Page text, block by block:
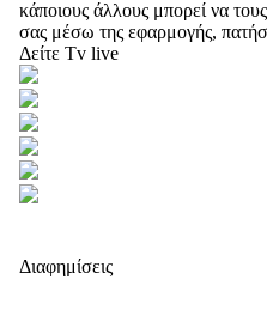
κάποιους άλλους μπορεί να
σας μέσω της εφαρμογής,
Δείτε Tv live
Διαφημίσεις